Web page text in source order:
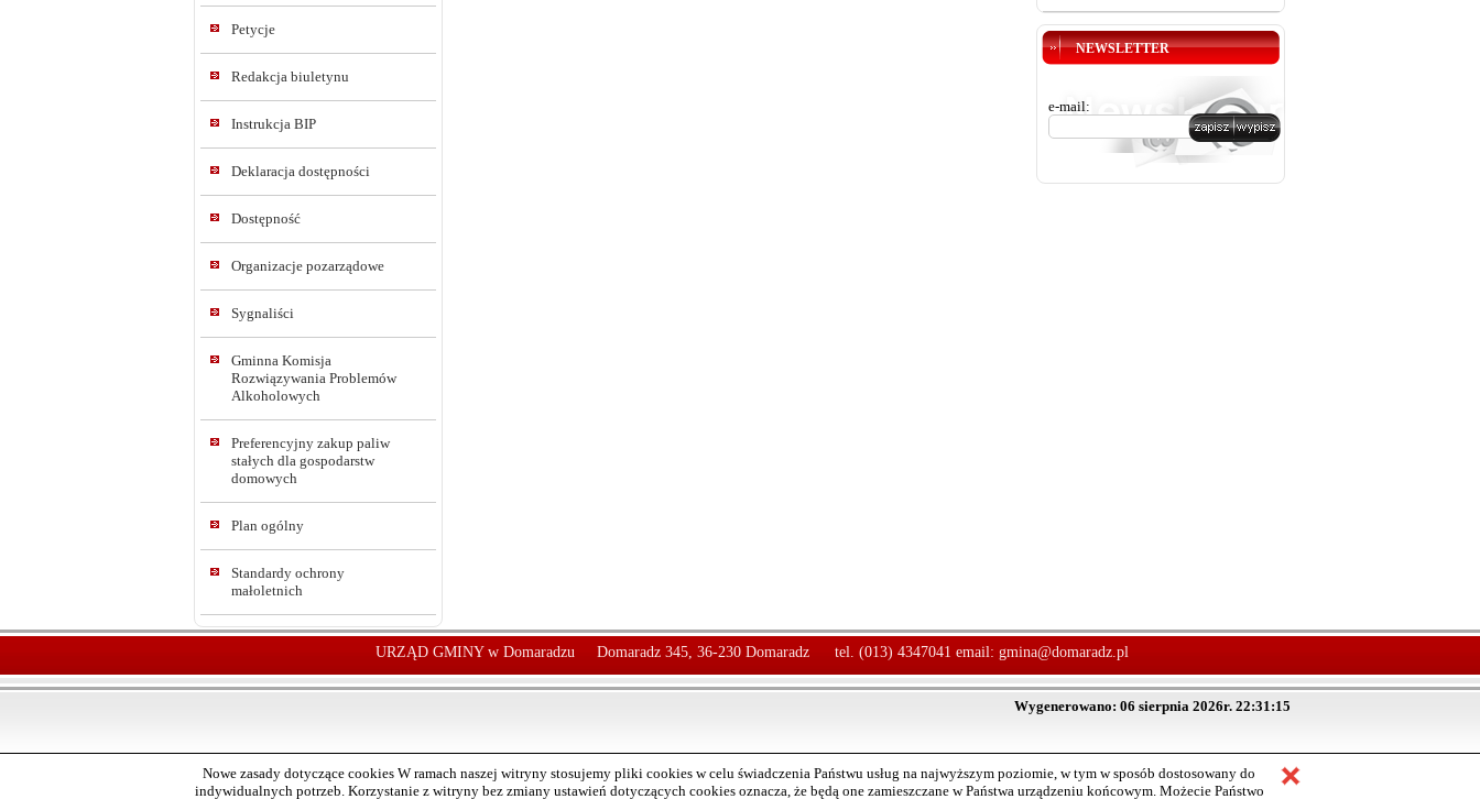
Petycje
Redakcja biuletynu
Instrukcja BIP
Deklaracja dostępności
Dostępność
Organizacje pozarządowe
Sygnaliści
Gminna Komisja
Rozwiązywania Problemów
Alkoholowych
Preferencyjny zakup paliw
stałych dla gospodarstw
domowych
Plan ogólny
Standardy ochrony
małoletnich
NEWSLETTER
e-mail:
URZĄD GMINY w Domaradzu Domaradz 345, 36-230 Domaradz tel. (013) 4347041 email: gmina@domaradz.pl
Wygenerowano: 06 sierpnia 2026r. 22:31:15
Nowe zasady dotyczące cookies W ramach naszej witryny stosujemy pliki cookies w celu świadczenia Państwu usług na najwyższym poziomie, w tym w sposób dostosowany do
indywidualnych potrzeb. Korzystanie z witryny bez zmiany ustawień dotyczących cookies oznacza, że będą one zamieszczane w Państwa urządzeniu końcowym. Możecie Państwo